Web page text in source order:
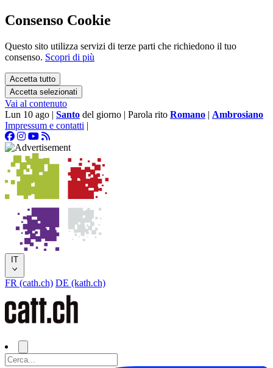
Consenso Cookie
Questo sito utilizza servizi di terze parti che richiedono il tuo
consenso. Scopri di più
Accetta tutto
Accetta selezionati
Vai al contenuto
Lun 10 ago | Santo del giorno | Parola rito Romano | Ambrosiano
Impressum e contatti |
IT
FR (cath.ch) DE (kath.ch)